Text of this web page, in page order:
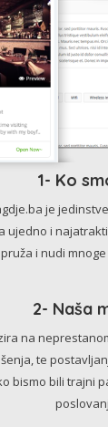
1- Ko
je
ujedno i
pruža i nudi
2- Naša
na
te
bismo bili trajni